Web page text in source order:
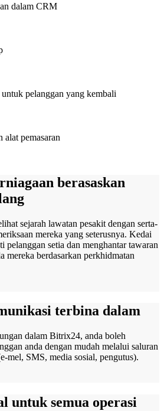
dalam CRM
pelanggan yang kembali
alat pemasaran
berasaskan
sejarah lawatan pesakit dengan serta-
mereka yang seterusnya. Kedai
pelanggan setia dan menghantar tawaran
mereka berdasarkan perkhidmatan
terbina dalam
dalam Bitrix24, anda boleh
anda dengan mudah melalui saluran
mel, SMS, media sosial, pengutus).
untuk semua operasi